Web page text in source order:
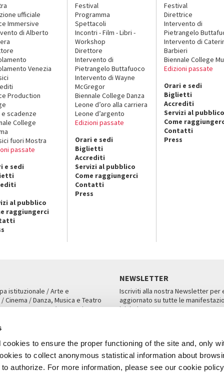
to ensure the proper functioning of the site and, only
to collect anonymous statistical information about
authorize. For more information, please see our cookie
ufficiale
Immersive
di Alberto
Venezia
Production
e scadenze
College
fuori Mostra
passate
e sedi
al pubblico
raggiungerci
Festival
Programma
Spettacoli
Incontri - Film - Libri -
Workshop
Direttore
Intervento di
Pietrangelo Buttafuoco
Intervento di Wayne
McGregor
Biennale College Danza
Leone d’oro alla carriera
Leone d’argento
Edizioni passate
Orari e sedi
Biglietti
Accrediti
Servizi al pubblico
Come raggiungerci
Contatti
Press
Festival
Direttrice
Intervento di
Pietrangelo
Intervento di
Barbieri
Biennale College
Edizioni passate
Orari e sedi
Biglietti
Accrediti
Servizi al pubblico
Come
Contatti
Press
istituzionale / Arte e
Cinema / Danza, Musica e Teatro
San Marco 1364/A, Venezia
NEWSLETTER
Iscriviti alla nostra Newsletter per
aggiornato su tutte le
iniziative.